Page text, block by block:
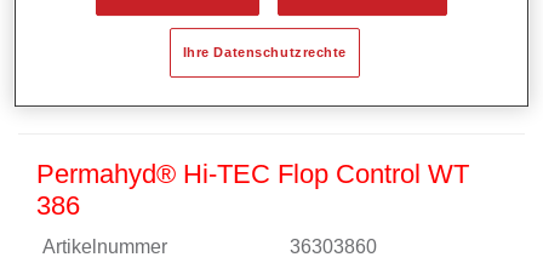
Permahyd® Hi-TEC Flop Control WT
386
Artikelnummer 36303860
Ihre Datenschutzrechte